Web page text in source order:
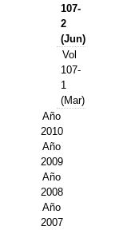
Jornadas PAM 2026
Premio Jóvenes
Buscador de
Buscador de
CONTACTO
BUSCADOR
107-
2
(Jun)
Vol
107-
1
(Mar)
Año
2010
Año
2009
Año
2008
Año
2007